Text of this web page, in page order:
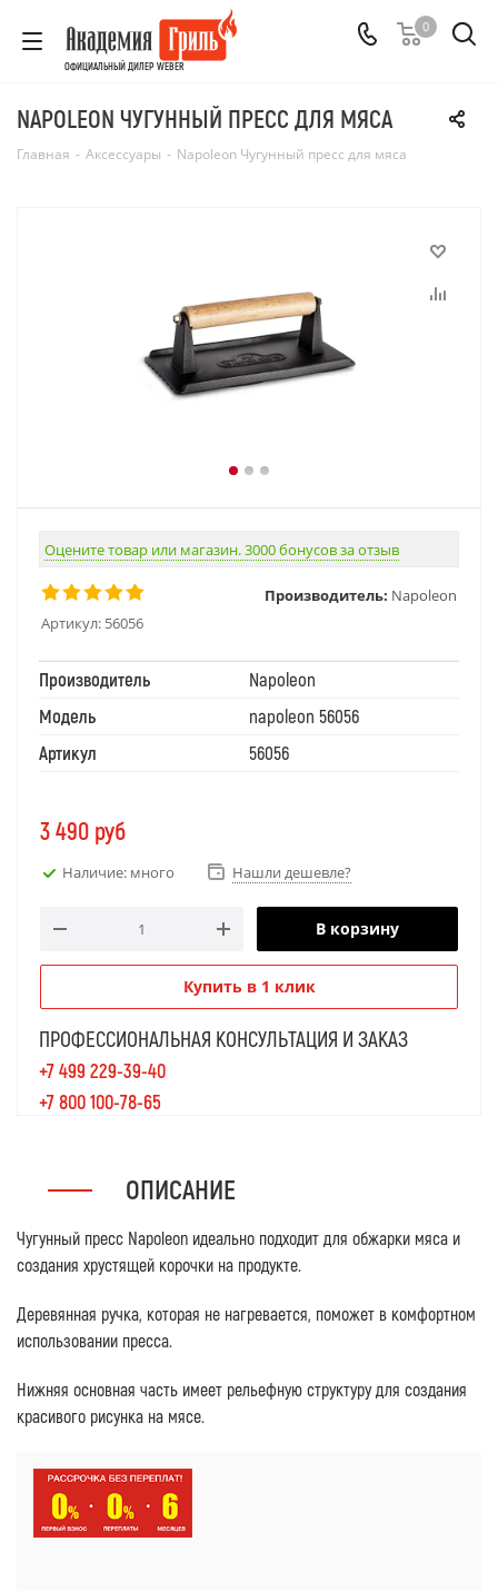
ОФИЦИАЛЬНЫЙ ДИЛЕР WEBER
0
NAPOLEON ЧУГУННЫЙ ПРЕСС ДЛЯ МЯСА
Главная - Аксессуары - Napoleon Чугунный пресс для мяса
Оцените товар или магазин. 3000 бонусов за отзыв
Артикул: 56056
Производитель: Napoleon
Производитель
Napoleon
Модель
napoleon 56056
Артикул
56056
3 490 руб
Наличие: много Нашли дешевле?
В корзину
Купить в 1 клик
ПРОФЕССИОНАЛЬНАЯ КОНСУЛЬТАЦИЯ И ЗАКАЗ
+7 499 229-39-40
+7 800 100-78-65
ОПИСАНИЕ
Чугунный пресс Napoleon идеально подходит для обжарки мяса и
создания хрустящей корочки на продукте.
Деревянная ручка, которая не нагревается, поможет в комфортном
использовании пресса.
Нижняя основная часть имеет рельефную структуру для создания
красивого рисунка на мясе.